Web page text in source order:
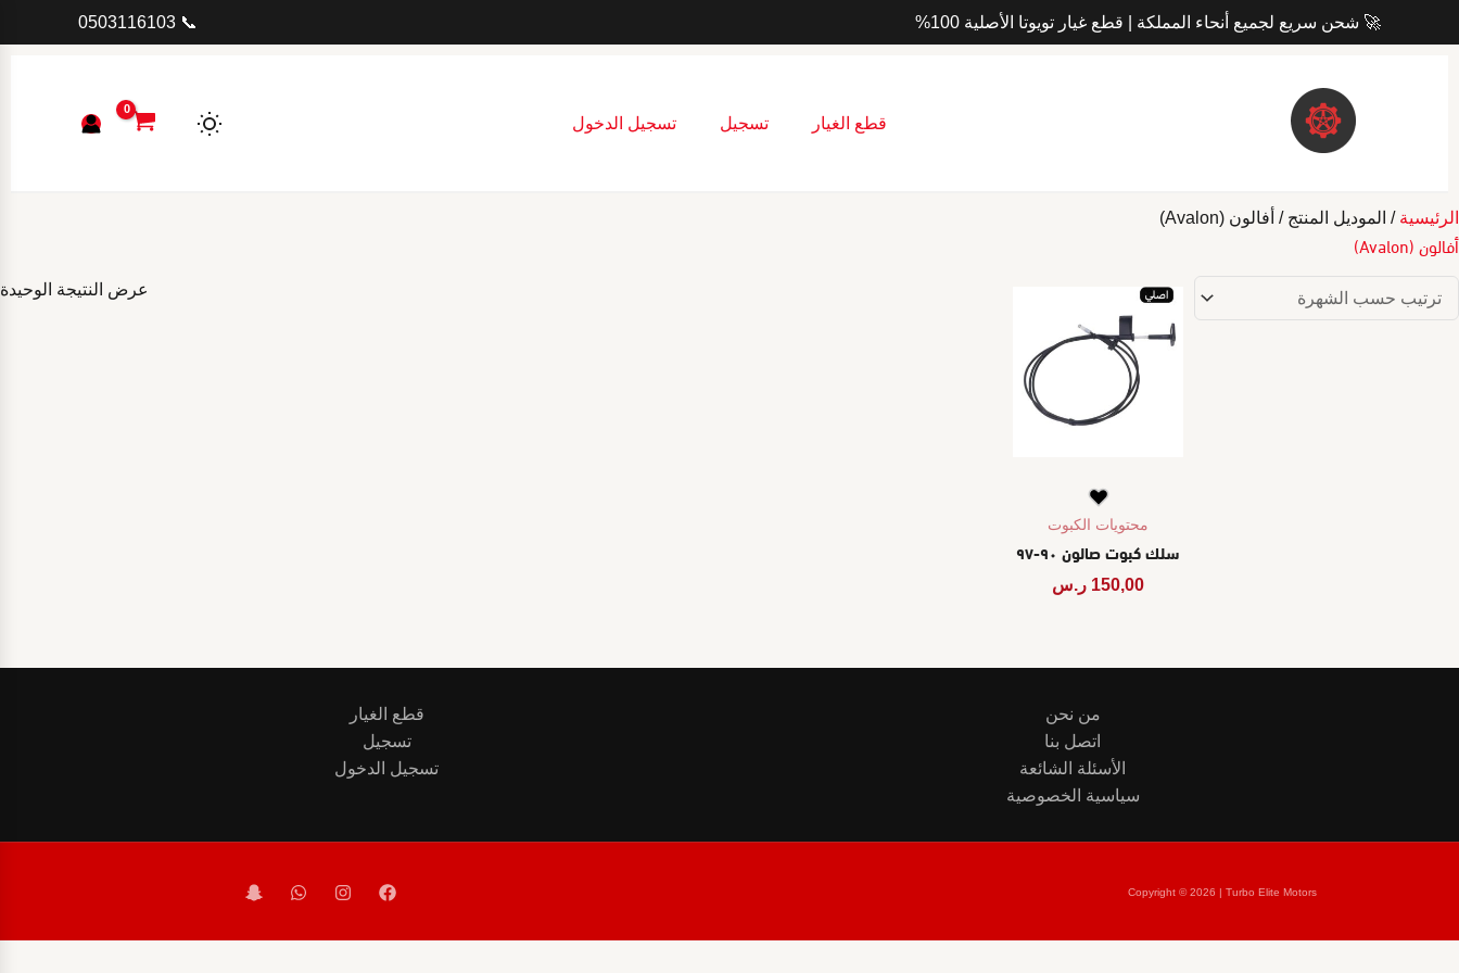
🚀 شحن سريع لجميع أنحاء المملكة | قطع غيار تويوتا الأصلية 100% 📞 0503116103
قطع الغيار تسجيل تسجيل الدخول
الرئيسية / الموديل المنتج / أفالون (Avalon)
أفالون (Avalon)
عرض النتيجة الوحيدة
محتويات الكبوت
سلك كبوت صالون ٩٠-٩٧
150,00 ر.س
من نحن
اتصل بنا
الأسئلة الشائعة
سياسية الخصوصية
قطع الغيار
تسجيل
تسجيل الدخول
Copyright © 2026 | Turbo Elite Motors